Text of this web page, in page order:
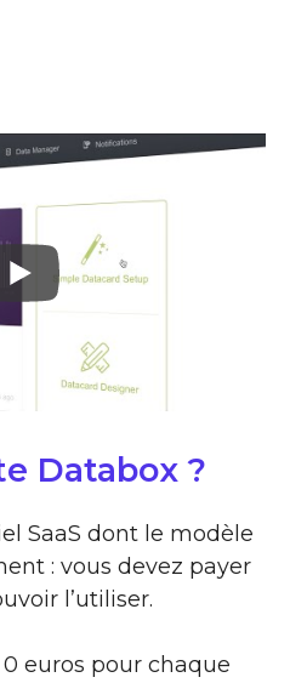
Databox ?
SaaS dont le modèle
: vous devez payer
l’utiliser.
0 euros pour chaque